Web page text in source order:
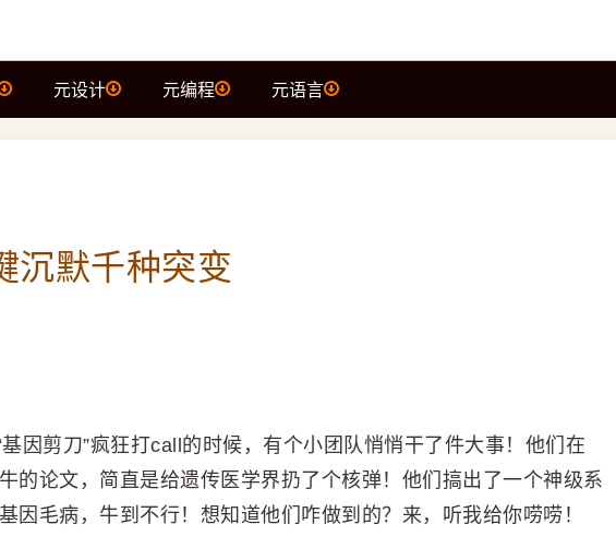
元设计 元编程 元语言
沉默千种突变
因剪刀”疯狂打call的时候，有个小团队悄悄干了件大事！他们在
的论文，简直是给遗传医学界扔了个核弹！他们搞出了一个神级系
因毛病，牛到不行！想知道他们咋做到的？来，听我给你唠唠！